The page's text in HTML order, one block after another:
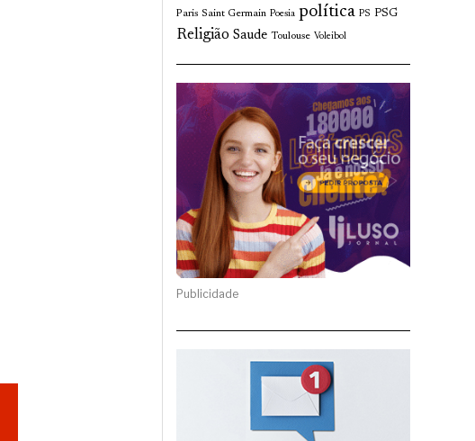
Paris Saint Germain Poesia política PS PSG
Religião Saude Toulouse Voleibol
Publicidade